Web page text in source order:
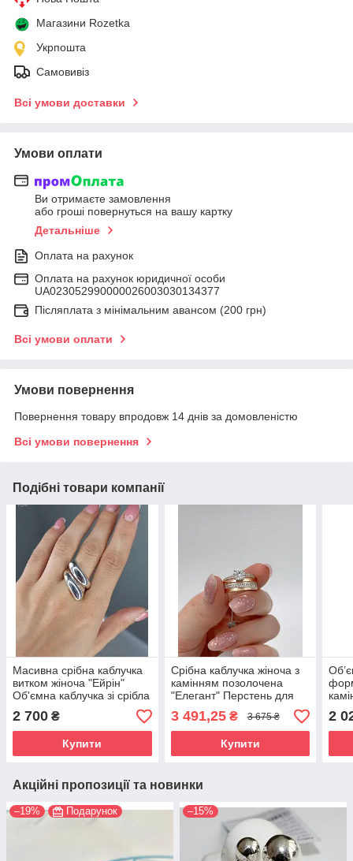
Магазини Rozetka
Укрпошта
Самовивіз
Всі умови доставки
Умови оплати
Ви отримаєте замовлення
або гроші повернуться на вашу картку
Детальніше
Оплата на рахунок
Оплата на рахунок юридичної особи
UA023052990000026003030134377
Післяплата з мінімальним авансом (200 грн)
Всі умови оплати
Умови повернення
Повернення товару впродовж 14 днів за домовленістю
Всі умови повернення
Подібні товари компанії
Масивна срібна каблучка
витком жіноча "Ейрін"
Об'ємна каблучка зі срібла
2 700 ₴
Купити
Срібна каблучка жіноча з
камінням позолочена
"Елегант" Перстень для
заручин срібло 925 проби
3 491,25₴ 3 675 ₴
Купити
2
Акційні пропозиції та новинки
–19% Подарунок –15%